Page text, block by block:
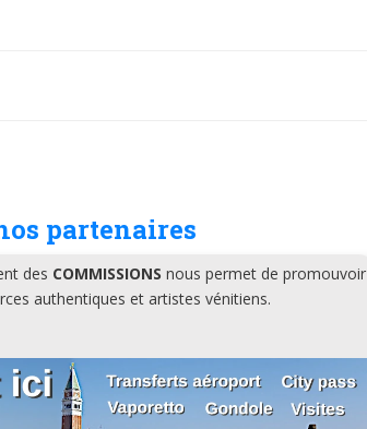
partenaires
des COMMISSIONS nous permet de promouvoir
authentiques et artistes vénitiens.